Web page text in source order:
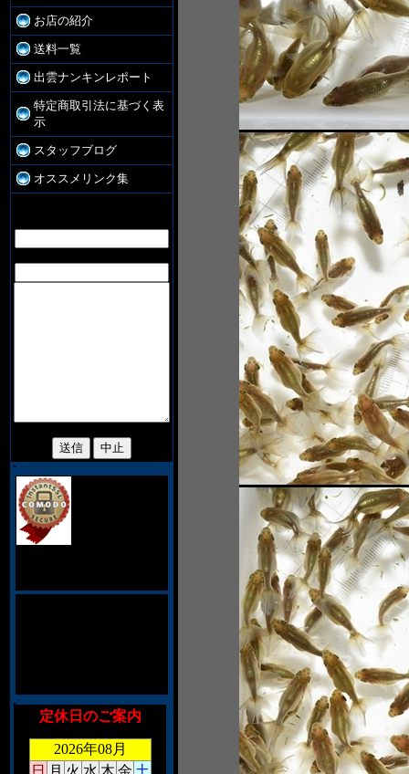
お店の紹介
送料一覧
出雲ナンキンレポート
特定商取引法に基づく表
示
スタッフブログ
オススメリンク集
定休日のご案内
2026年08月